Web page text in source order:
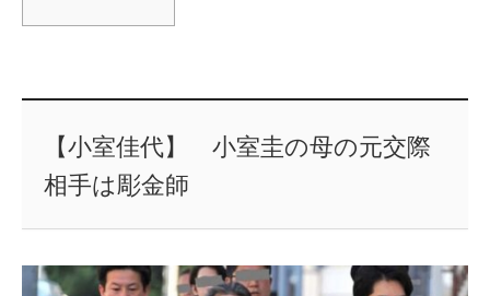
【小室佳代】 小室圭の母の元交際
相手は彫金師